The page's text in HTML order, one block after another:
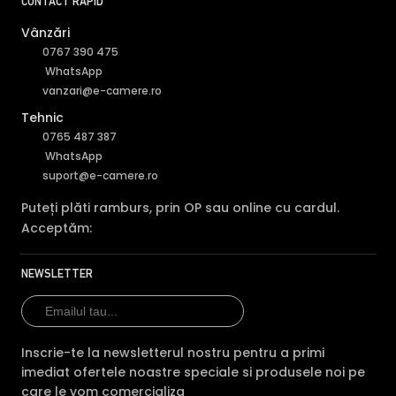
Pret
Rezolutie
4 MP
Vedere
Audio mic
Conectivitate
PoE PoE
Garantie
Comparatie detaliata:
Dahua IPC-HFW1430TL2-A-
0360B vs Dahua IPC-B1E40-A-0360B →
HFW1430TL2-A-0360B vs Dahua IPC-B1E40-A-0280B →
·Dahua IPC-HFW1430TL2-A-0360B vs Dahua IPC-
HFW1530S-0360B-S6 →
CONTACT RAPID
Vânzări
0767 390 475
WhatsApp
vanzari@e-camere.ro
Tehnic
0765 487 387
WhatsApp
suport@e-camere.ro
Puteți plăti ramburs, prin OP sau online cu cardul.
Acceptăm:
NEWSLETTER
Inscrie-te la newsletterul nostru pentru a primi
imediat ofertele noastre speciale si produsele noi pe
care le vom comercializa